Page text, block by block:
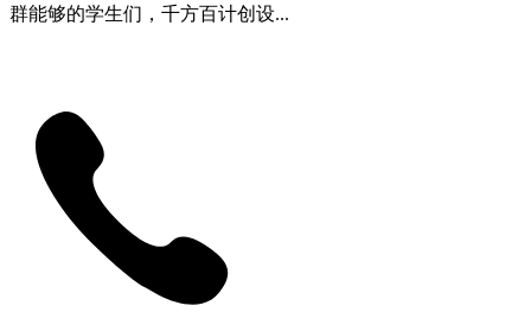
群能够的学生们，千方百计创设...